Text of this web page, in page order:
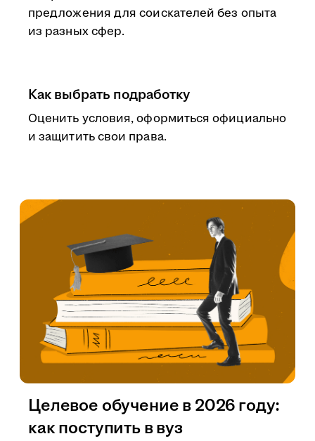
предложения для соискателей без опыта
из разных сфер.
Как выбрать подработку
Оценить условия, оформиться официально
и защитить свои права.
Целевое обучение в 2026 году:
как поступить в вуз